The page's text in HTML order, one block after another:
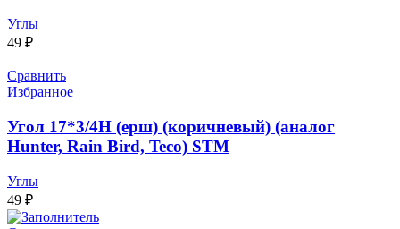
Углы
49 ₽
Сравнить
Избранное
Угол 17*3/4Н (ерш) (коричневый) (аналог
Hunter, Rain Bird, Teco) STM
Углы
49 ₽